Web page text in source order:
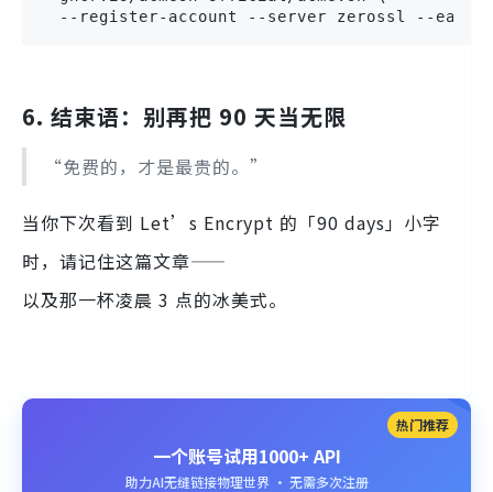
--register-account --server zerossl --eab-
6. 结束语：别再把 90 天当无限
“免费的，才是最贵的。”
当你下次看到 Let’s Encrypt 的「90 days」小字
时，请记住这篇文章——
以及那一杯凌晨 3 点的冰美式。
热门推荐
一个账号试用1000+ API
助力AI无缝链接物理世界 · 无需多次注册